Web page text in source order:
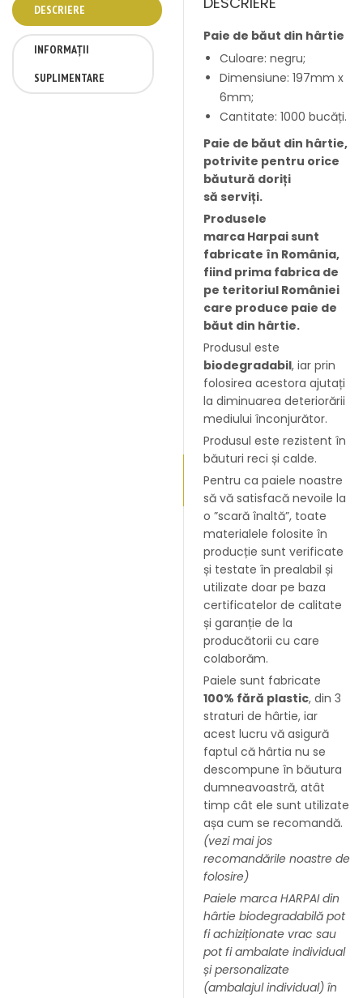
DESCRIERE
INFORMAȚII
SUPLIMENTARE
Paie de băut din hârtie
Culoare: negru;
Dimensiune: 197mm x
6mm;
Cantitate: 1000 bucăți.
Paie de băut din hârtie,
potrivite pentru orice
băutură doriți
să serviți.
Produsele
marca Harpai sunt
fabricate în România,
fiind prima fabrica de
pe teritoriul României
care produce paie de
băut din hârtie.
Produsul este
biodegradabil, iar prin
folosirea acestora ajutați
la diminuarea deteriorării
mediului înconjurător.
Produsul este rezistent în
băuturi reci și calde.
Pentru ca paiele noastre
să vă satisfacă nevoile la
o ”scară înaltă”, toate
materialele folosite în
producție sunt verificate
și testate în prealabil și
utilizate doar pe baza
certificatelor de calitate
și garanție de la
producătorii cu care
colaborăm.
Paiele sunt fabricate
100% fără plastic, din 3
straturi de hârtie, iar
acest lucru vă asigură
faptul că hârtia nu se
descompune în băutura
dumneavoastră, atât
timp cât ele sunt utilizate
așa cum se recomandă.
(vezi mai jos
recomandările noastre de
folosire)
Paiele marca HARPAI din
hârtie biodegradabilă pot
fi achiziționate vrac sau
pot fi ambalate individual
și personalizate
(ambalajul individual) în